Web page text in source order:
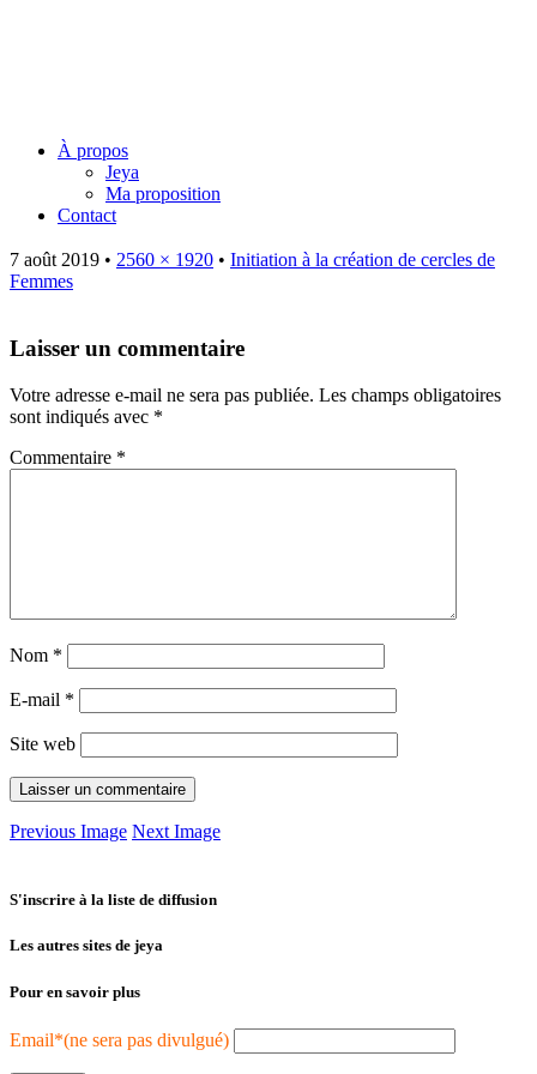
Menu
Skip
À propos
Jeya
Ma proposition
Contact
7 août 2019 • 2560 × 1920 • Initiation à la création de cercles de
Femmes
Laisser un commentaire
Votre adresse e-mail ne sera pas publiée. Les champs obligatoires
sont indiqués avec *
Commentaire *
Nom *
E-mail *
Site web
Previous Image Next Image
S'inscrire à la liste de diffusion
Les autres sites de jeya
Pour en savoir plus
Email*(ne sera pas divulgué)